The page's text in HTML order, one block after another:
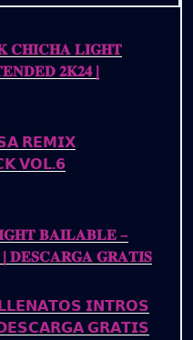
𝐂𝐇𝐈𝐂𝐇𝐀 𝐋𝐈𝐆𝐇𝐓
𝟐𝐊𝟐𝟒 |
𝗥𝗘𝗠𝗜𝗫
𝗩𝗢𝗟.𝟲
𝐁𝐀𝐈𝐋𝐀𝐁𝐋𝐄 –
𝐃𝐄𝐒𝐂𝐀𝐑𝐆𝐀 𝐆𝐑𝐀𝐓𝐈𝐒
𝗜𝗡𝗧𝗥𝗢𝗦
𝗚𝗥𝗔𝗧𝗜𝗦